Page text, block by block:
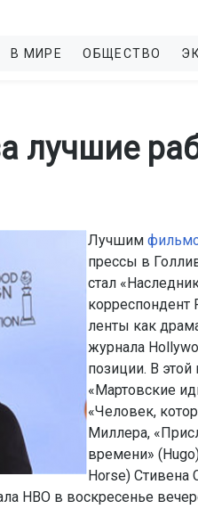
В МИРЕ ОБЩЕСТВО
лучшие
Лучшим
прессы в
стал
корреспондент
ленты как
журнала
позиции. В
«Мартовские
«Человек,
Миллера,
времени»
Horse) Стивена
HBO в воскресенье